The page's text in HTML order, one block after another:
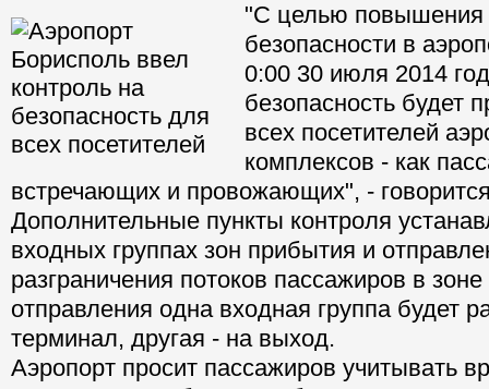
"С целью повышения
безопасности в
0:00 30 июля 2014
безопасность будет
всех посетителей
комплексов - как
встречающих и провожающих", -
Дополнительные пункты контроля
входных группах зон прибытия и
разграничения потоков пассажиров в
отправления одна входная группа будет
терминал, другая - на выход.
Аэропорт просит пассажиров учитывать